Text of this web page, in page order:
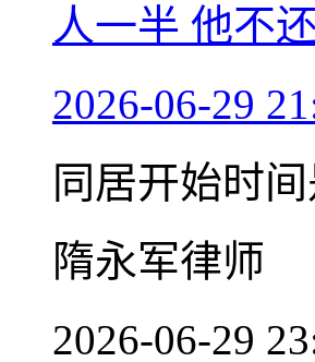
人一半 他不
2026-06-29
同居开始时
隋永军律师
2026-06-29